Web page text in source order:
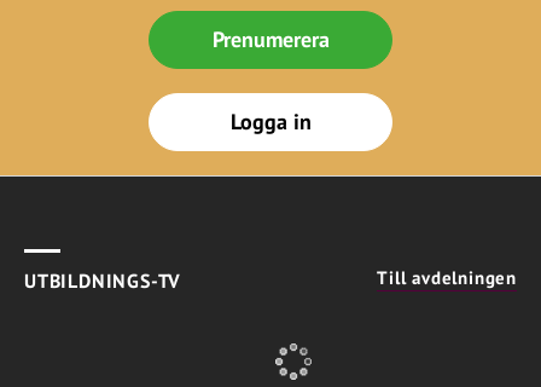
Prenumerera
Logga in
UTBILDNINGS-TV Till avdelningen